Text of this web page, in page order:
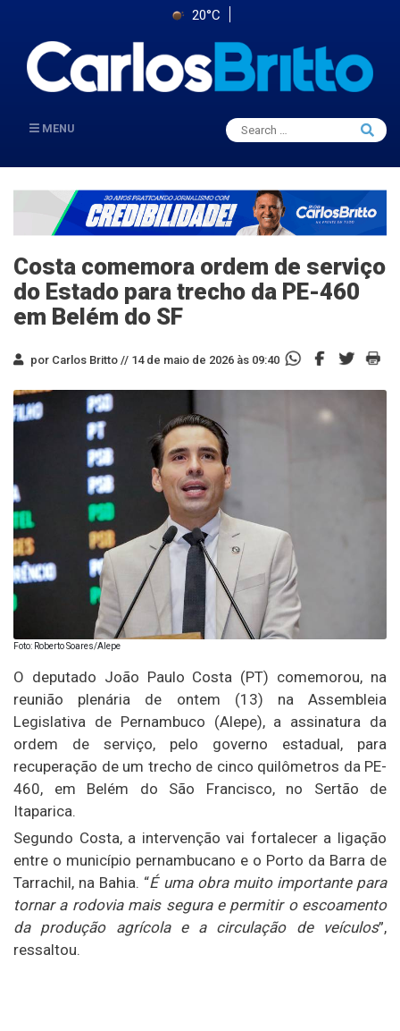
20°C
MENU
Search
for:
Search
Costa comemora ordem de serviço
do Estado para trecho da PE-460
em Belém do SF
por Carlos Britto // 14 de maio de 2026 às 09:40
Foto: Roberto Soares/Alepe
O deputado João Paulo Costa (PT) comemorou, na
reunião plenária de ontem (13) na Assembleia
Legislativa de Pernambuco (Alepe), a assinatura da
ordem de serviço, pelo governo estadual, para
recuperação de um trecho de cinco quilômetros da PE-
460, em Belém do São Francisco, no Sertão de
Itaparica.
Segundo Costa, a intervenção vai fortalecer a ligação
entre o município pernambucano e o Porto da Barra de
Tarrachil, na Bahia. “É uma obra muito importante para
tornar a rodovia mais segura e permitir o escoamento
da produção agrícola e a circulação de veículos”,
ressaltou.